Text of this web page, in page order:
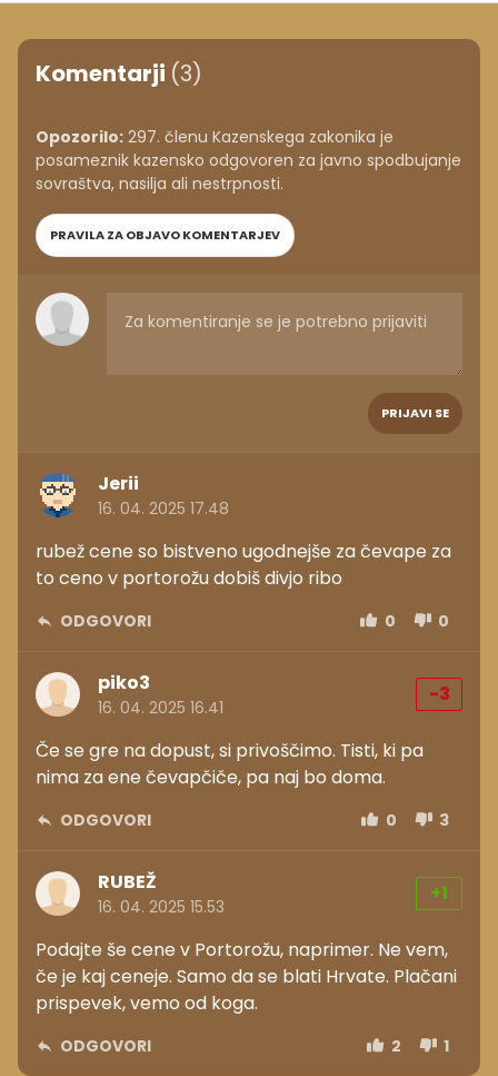
Komentarji (3)
Opozorilo: 297. členu Kazenskega zakonika je
posameznik kazensko odgovoren za javno spodbujanje
sovraštva, nasilja ali nestrpnosti.
PRAVILA ZA OBJAVO KOMENTARJEV
PRIJAVI SE
Jerii
16. 04. 2025 17.48
rubež cene so bistveno ugodnejše za čevape za
to ceno v portorožu dobiš divjo ribo
ODGOVORI 0 0
piko3
16. 04. 2025 16.41
-3
Če se gre na dopust, si privoščimo. Tisti, ki pa
nima za ene čevapčiče, pa naj bo doma.
ODGOVORI 0 3
RUBEŽ
16. 04. 2025 15.53
+1
Podajte še cene v Portorožu, naprimer. Ne vem,
če je kaj ceneje. Samo da se blati Hrvate. Plačani
prispevek, vemo od koga.
ODGOVORI 2 1